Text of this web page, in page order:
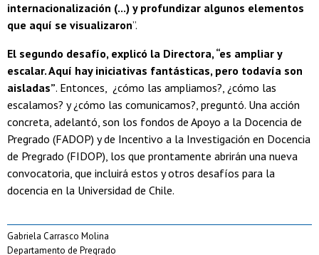
internacionalización (...) y profundizar algunos elementos
que aquí se visualizaron”.
El segundo desafío, explicó la Directora, “es ampliar y
escalar. Aquí hay iniciativas fantásticas, pero todavía son
aisladas”. Entonces, ¿cómo las ampliamos?, ¿cómo las
escalamos? y ¿cómo las comunicamos?, preguntó. Una acción
concreta, adelantó, son los fondos de Apoyo a la Docencia de
Pregrado (FADOP) y de Incentivo a la Investigación en Docencia
de Pregrado (FIDOP), los que prontamente abrirán una nueva
convocatoria, que incluirá estos y otros desafíos para la
docencia en la Universidad de Chile.
Gabriela Carrasco Molina
Departamento de Pregrado